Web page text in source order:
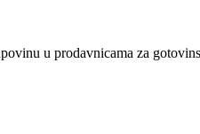
u prodavnicama za